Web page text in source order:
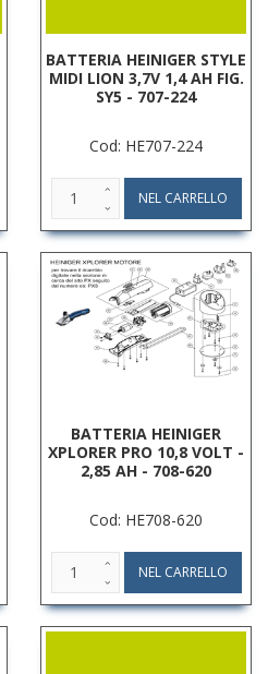
BATTERIA HEINIGER STYLE
MIDI LION 3,7V 1,4 AH FIG.
SY5 - 707-224
Cod: HE707-224
BATTERIA HEINIGER
XPLORER PRO 10,8 VOLT -
2,85 AH - 708-620
Cod: HE708-620